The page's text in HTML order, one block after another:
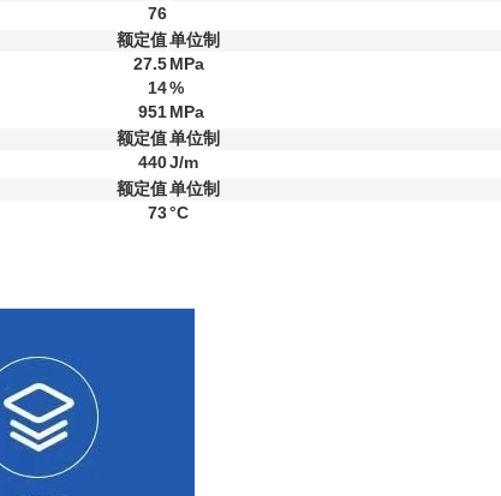
76
额定值单位制
27.5MPa
14%
951MPa
额定值单位制
440J/m
额定值单位制
73°C